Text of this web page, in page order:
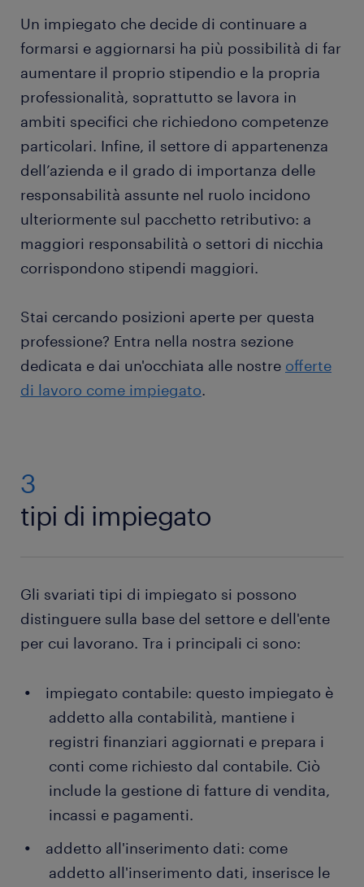
Un impiegato che decide di continuare a
formarsi e aggiornarsi ha più possibilità di far
aumentare il proprio stipendio e la propria
professionalità, soprattutto se lavora in
ambiti specifici che richiedono competenze
particolari. Infine, il settore di appartenenza
dell’azienda e il grado di importanza delle
responsabilità assunte nel ruolo incidono
ulteriormente sul pacchetto retributivo: a
maggiori responsabilità o settori di nicchia
corrispondono stipendi maggiori.
Stai cercando posizioni aperte per questa
professione? Entra nella nostra sezione
dedicata e dai un'occhiata alle nostre offerte
di lavoro come impiegato.
3
tipi di impiegato
Gli svariati tipi di impiegato si possono
distinguere sulla base del settore e dell'ente
per cui lavorano. Tra i principali ci sono:
impiegato contabile: questo impiegato è
addetto alla contabilità, mantiene i
registri finanziari aggiornati e prepara i
conti come richiesto dal contabile. Ciò
include la gestione di fatture di vendita,
incassi e pagamenti.
addetto all'inserimento dati: come
addetto all'inserimento dati, inserisce le